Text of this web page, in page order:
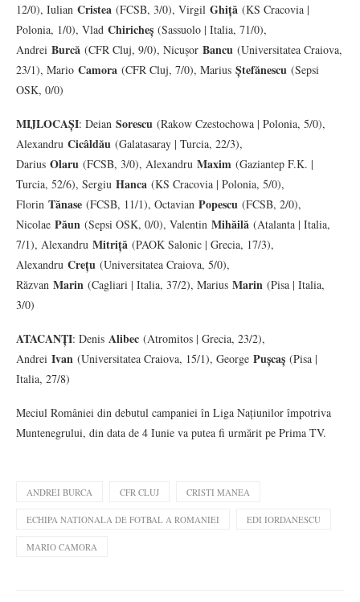
12/0), Iulian Cristea (FCSB, 3/0), Virgil Ghiță (KS Cracovia |
Polonia, 1/0), Vlad Chiricheș (Sassuolo | Italia, 71/0),
Andrei Burcă (CFR Cluj, 9/0), Nicușor Bancu (Universitatea Craiova,
23/1), Mario Camora (CFR Cluj, 7/0), Marius Ștefănescu (Sepsi
OSK, 0/0)
MIJLOCAȘI: Deian Sorescu (Rakow Czestochowa | Polonia, 5/0),
Alexandru Cicâldău (Galatasaray | Turcia, 22/3),
Darius Olaru (FCSB, 3/0), Alexandru Maxim (Gaziantep F.K. |
Turcia, 52/6), Sergiu Hanca (KS Cracovia | Polonia, 5/0),
Florin Tănase (FCSB, 11/1), Octavian Popescu (FCSB, 2/0),
Nicolae Păun (Sepsi OSK, 0/0), Valentin Mihăilă (Atalanta | Italia,
7/1), Alexandru Mitriță (PAOK Salonic | Grecia, 17/3),
Alexandru Crețu (Universitatea Craiova, 5/0),
Răzvan Marin (Cagliari | Italia, 37/2), Marius Marin (Pisa | Italia,
3/0)
ATACANȚI: Denis Alibec (Atromitos | Grecia, 23/2),
Andrei Ivan (Universitatea Craiova, 15/1), George Pușcaș (Pisa |
Italia, 27/8)
Meciul României din debutul campaniei în Liga Națiunilor împotriva
Muntenegrului, din data de 4 Iunie va putea fi urmărit pe Prima TV.
ANDREI BURCA CFR CLUJ CRISTI MANEA
ECHIPA NATIONALA DE FOTBAL A ROMANIEI EDI IORDANESCU
MARIO CAMORA